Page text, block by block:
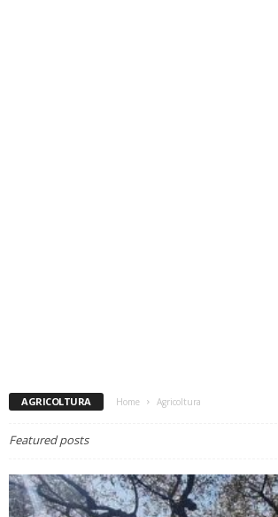
AGRICOLTURA Home Agricoltura
Featured posts